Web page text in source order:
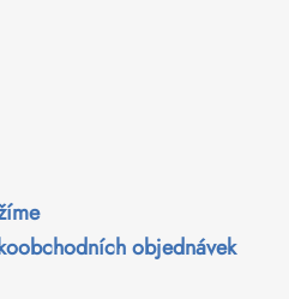
objednávek